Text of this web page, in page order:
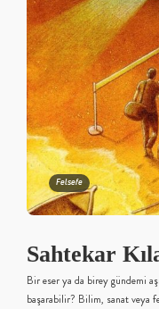
Felsefe
Sahtekar
Bir eser ya da birey gündemi
başarabilir? Bilim, sanat veya